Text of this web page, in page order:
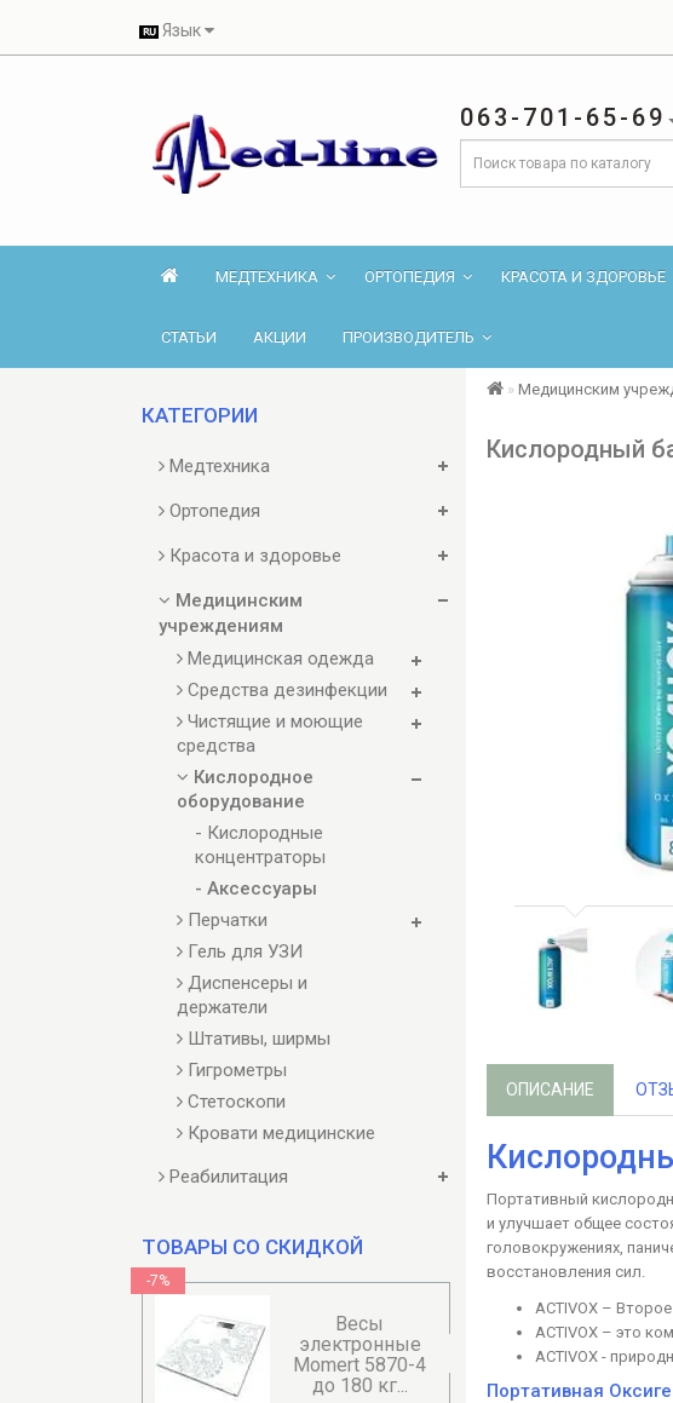
Язык
063-701-65-69
МЕДТЕХНИКА ОРТОПЕДИЯ КРАСОТА И ЗДОРОВЬЕ
СТАТЬИ АКЦИИ ПРОИЗВОДИТЕЛЬ
КАТЕГОРИИ
Медтехника
Ортопедия
Красота и здоровье
Медицинским
учреждениям
Медицинская одежда
Средства дезинфекции
Чистящие и моющие
средства
Кислородное
оборудование
- Кислородные
концентраторы
- Аксессуары
Перчатки
Гель для УЗИ
Диспенсеры и
держатели
Штативы, ширмы
Гигрометры
Стетоскопи
Кровати медицинские
Реабилитация
ТОВАРЫ СО СКИДКОЙ
-7%
Весы
электронные
Momert 5870-4
до 180 кг...
Медицинским
Кислородный
ОПИСАНИЕ
Портативный
и улучшает общее
головокружениях,
восстановления сил.
ACTIVOX –
ACTIVOX – это
ACTIVOX -
Портативная